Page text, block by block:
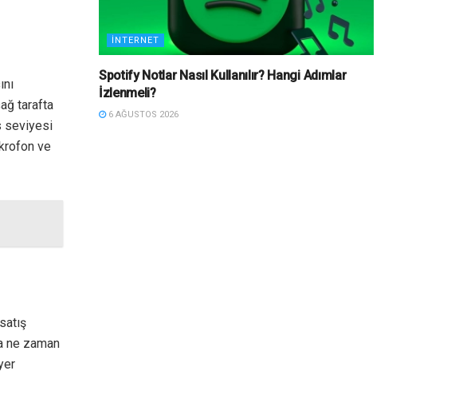
tarafta
seviyesi
ve
ne zaman
İNTERNET
Spotify Notlar Nasıl Kullanılır? Hangi Adımlar
İzlenmeli?
6 AĞUSTOS 2026